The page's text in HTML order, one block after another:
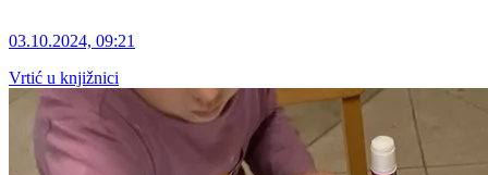
03.10.2024, 09:21
Vrtić u knjižnici